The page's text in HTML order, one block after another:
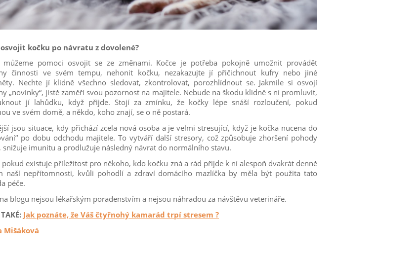
osvojit kočku po návratu z dovolené?
můžeme pomoci osvojit se ze změnami. Kočce je potřeba pokojně umožnit provádět
činnosti ve svém tempu, nehonit kočku, nezakazujte jí přičichnout kufry nebo jiné
Nechte jí klidně všechno sledovat, zkontrolovat, porozhlídnout se. Jakmile si osvojí
„novinky“, jistě zaměří svou pozornost na majitele. Nebude na škodu klidně s ní promluvit,
jí lahůdku, když přijde. Stojí za zmínku, že kočky lépe snáší rozloučení, pokud
ve svém domě, a někdo, koho znají, se o ně postará.
jsou situace, kdy přichází zcela nová osoba a je velmi stresující, když je kočka nucena do
po dobu odchodu majitele. To vytváří další stresory, což způsobuje zhoršení pohody
snižuje imunitu a prodlužuje následný návrat do normálního stavu.
pokud existuje příležitost pro někoho, kdo kočku zná a rád přijde k ní alespoň dvakrát denně
naší nepřítomnosti, kvůli pohodlí a zdraví domácího mazlíčka by měla být použita tato
péče.
blogu nejsou lékařským poradenstvím a nejsou náhradou za návštěvu veterináře.
Jak poznáte, že Váš čtyřnohý kamarád trpí stresem ?
Mišáková